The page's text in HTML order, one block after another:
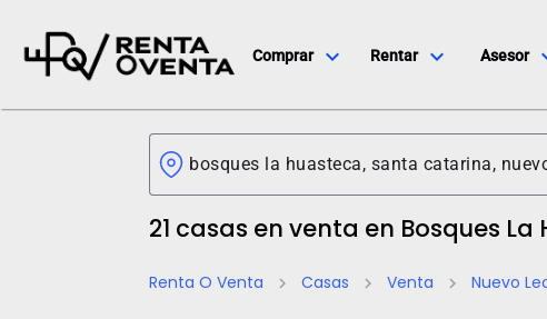
Comprar expand_more Rentar expand_more Asesor
21 casas en venta en Bosques La
Renta O Venta chevron_right Casas chevron_right Venta chevron_right Nuevo